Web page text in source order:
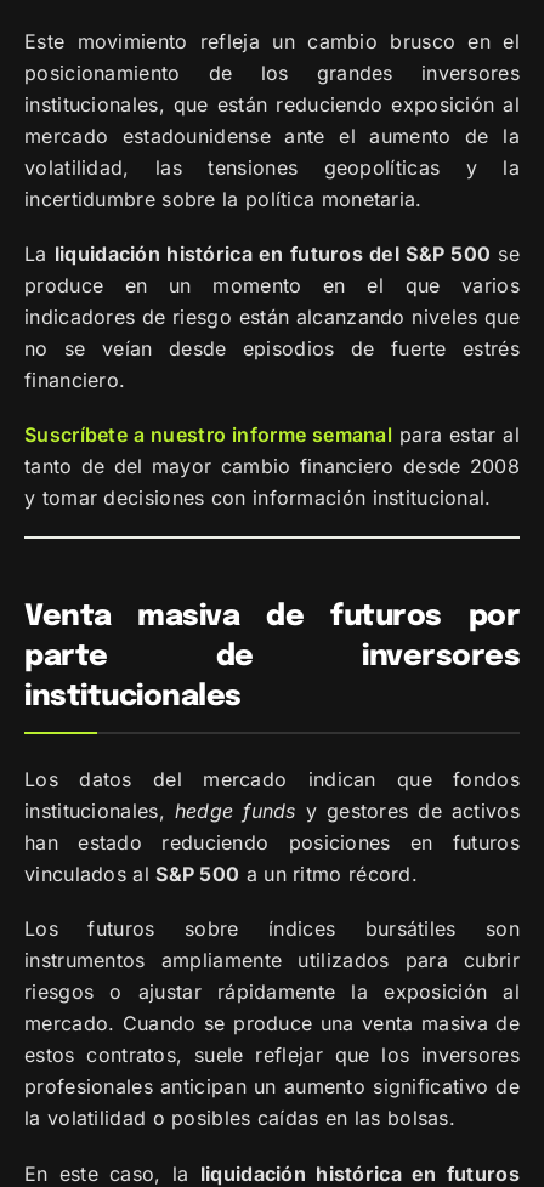
Este movimiento refleja un cambio brusco en el
posicionamiento de los grandes inversores
institucionales, que están reduciendo exposición al
mercado estadounidense ante el aumento de la
volatilidad, las tensiones geopolíticas y la
incertidumbre sobre la política monetaria.
La liquidación histórica en futuros del S&P 500 se
produce en un momento en el que varios
indicadores de riesgo están alcanzando niveles que
no se veían desde episodios de fuerte estrés
financiero.
Suscríbete a nuestro informe semanal para estar al
tanto de del mayor cambio financiero desde 2008
y tomar decisiones con información institucional.
Venta masiva de futuros por
parte de inversores
institucionales
Los datos del mercado indican que fondos
institucionales, hedge funds y gestores de activos
han estado reduciendo posiciones en futuros
vinculados alS&P 500 a un ritmo récord.
Los futuros sobre índices bursátiles son
instrumentos ampliamente utilizados para cubrir
riesgos o ajustar rápidamente la exposición al
mercado. Cuando se produce una venta masiva de
estos contratos, suele reflejar que los inversores
profesionales anticipan un aumento significativo de
la volatilidad o posibles caídas en las bolsas.
En este caso, la liquidación histórica en futuros